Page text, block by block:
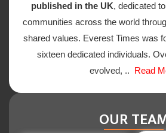
published in the UK, dedicated
communities across the world
shared values. Everest Times was
sixteen dedicated individuals.
evolved, .. Read
OUR